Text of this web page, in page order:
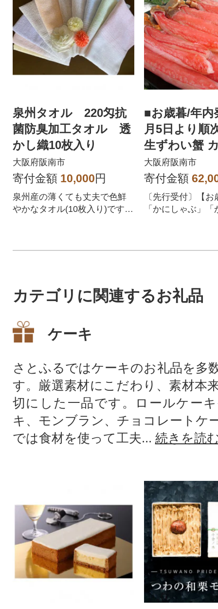
泉州タオル 220匁抗
菌防臭加工タオル 透
かし織10枚入り
大阪府阪南市
寄付金額 10,000円
泉州産の薄くても丈夫で色鮮
やかなタオル(10枚入り)です。
■お歳暮/年内
月5日より順
生ずわい蟹
(かにしゃぶ
大阪府阪南市
寄付金額
〔先行受付〕【
「かにしゃぶ」「
カテゴリに関連するお礼品
ケーキ
さとふるではケーキのお礼品を多
す。厳選素材にこだわり、素材本
切にした一品です。ロールケー
キ、モンブラン、チョコレートケ
では食材を使って工夫... 続きを読